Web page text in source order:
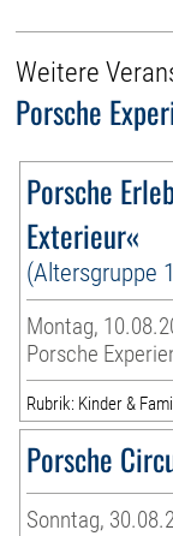
Weitere
Porsche
Porsche
Exterieur«
(Altersgruppe
Montag,
Porsche
Rubrik: Kinder &
Porsche
Sonntag,